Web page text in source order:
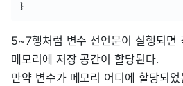
}
5~7행처럼 변수 선언문이 실행되면
메모리에 저장 공간이 할당된다.
만약 변수가 메모리 어디에 할당되